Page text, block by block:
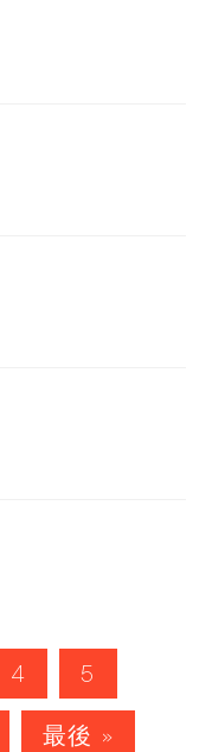
4
5
最後 »